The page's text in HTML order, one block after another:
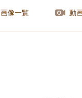
画像一覧 動